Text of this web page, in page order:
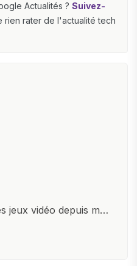
Actualités ? Suivez-
rien rater de l'actualité tech
jeux vidéo depuis mon
pour l'univers